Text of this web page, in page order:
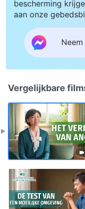
bescherming
aan onze
Vergelijkbare